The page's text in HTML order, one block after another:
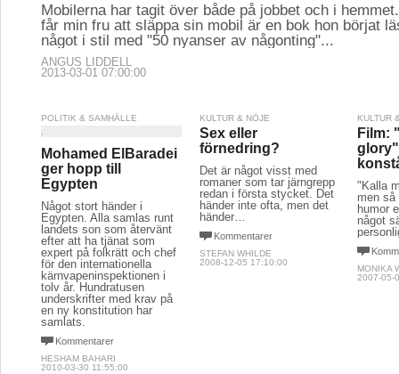
Mobilerna har tagit över både på jobbet och i
får min fru att släppa sin mobil är en bok hon börjat
något i stil med "50 nyanser av någonting"...
ANGUS LIDDELL
2013-03-01 07:00:00
POLITIK & SAMHÄLLE
Mohamed ElBaradei
ger hopp till
Egypten
Något stort händer i
Egypten. Alla samlas runt
landets son som återvänt
efter att ha tjänat som
expert på folkrätt och chef
för den internationella
kärnvapeninspektionen i
tolv år. Hundratusen
underskrifter med krav på
en ny konstitution har
samlats.
Kommentarer
HESHAM BAHARI
2010-03-30 11:55:00
KULTUR & NÖJE
Sex eller
förnedring?
Det är något visst med
romaner som tar järngrepp
redan i första stycket. Det
händer inte ofta, men det
händer…
Kommentarer
STEFAN WHILDE
2008-12-05 17:10:00
KULTUR
Film:
"Kalla
men så
humor
något
MONIKA
2007-05-